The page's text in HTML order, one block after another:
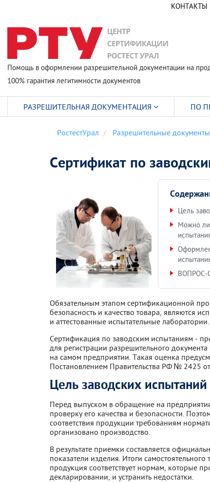
КОНТАКТЫ
Помощь в оформлении разрешительной документации на
100% гарантия легитимности документов
РостестУрал Разрешительные документы
Сертификат по
Цель
Можно ли
ВОПРОС-
Обязательным этапом сертификационной
безопасность и качество товара, являются
и аттестованные испытательные лаборатории.
Сертификация по заводским испытаниям -
для регистрации разрешительного
на самом предприятии. Такая оценка
Постановлением Правительства РФ № 2425
Цель заводских испытаний
Перед выпуском в обращение на
проверку его качества и безопасности.
соответствия продукции требованиям
организовано производство.
В результате приемки составляется
показатели изделия. Итоги
продукция соответствует нормам, которые
декларировании, и устранить недостатки.
РАЗРЕШИТЕЛЬНАЯ ДОКУМЕНТАЦИЯ ПО